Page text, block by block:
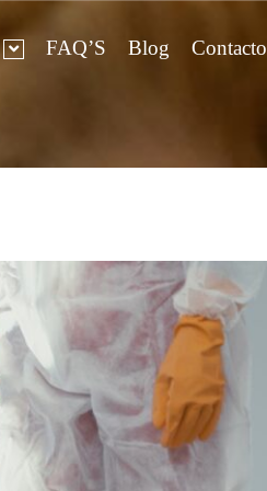
FAQ’S Blog Contacto